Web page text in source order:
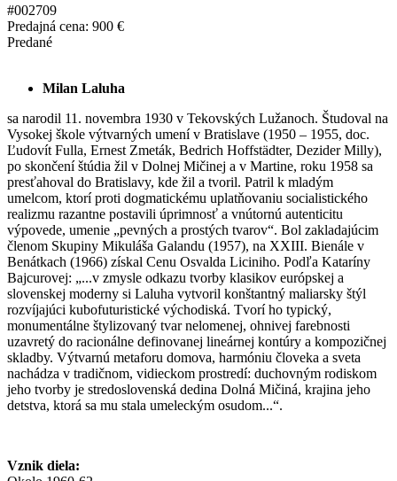
#002709
Predajná cena: 900 €
Predané
Milan Laluha
sa narodil 11. novembra 1930 v Tekovských Lužanoch. Študoval na
Vysokej škole výtvarných umení v Bratislave (1950 – 1955, doc.
Ľudovít Fulla, Ernest Zmeták, Bedrich Hoffstädter, Dezider Milly),
po skončení štúdia žil v Dolnej Mičinej a v Martine, roku 1958 sa
presťahoval do Bratislavy, kde žil a tvoril. Patril k mladým
umelcom, ktorí proti dogmatickému uplatňovaniu socialistického
realizmu razantne postavili úprimnosť a vnútornú autenticitu
výpovede, umenie „pevných a prostých tvarov“. Bol zakladajúcim
členom Skupiny Mikuláša Galandu (1957), na XXIII. Bienále v
Benátkach (1966) získal Cenu Osvalda Liciniho. Podľa Kataríny
Bajcurovej: „...v zmysle odkazu tvorby klasikov európskej a
slovenskej moderny si Laluha vytvoril konštantný maliarsky štýl
rozvíjajúci kubofuturistické východiská. Tvorí ho typický,
monumentálne štylizovaný tvar nelomenej, ohnivej farebnosti
uzavretý do racionálne definovanej lineárnej kontúry a kompozičnej
skladby. Výtvarnú metaforu domova, harmóniu človeka a sveta
nachádza v tradičnom, vidieckom prostredí: duchovným rodiskom
jeho tvorby je stredoslovenská dedina Dolná Mičiná, krajina jeho
detstva, ktorá sa mu stala umeleckým osudom...“.
Vznik diela: